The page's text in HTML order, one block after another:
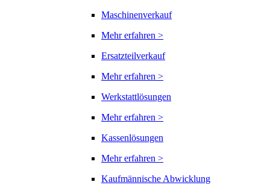
Maschinenverkauf
Mehr erfahren >
Ersatzteilverkauf
Mehr erfahren >
Werkstattlösungen
Mehr erfahren >
Kassenlösungen
Mehr erfahren >
Kaufmännische Abwicklung